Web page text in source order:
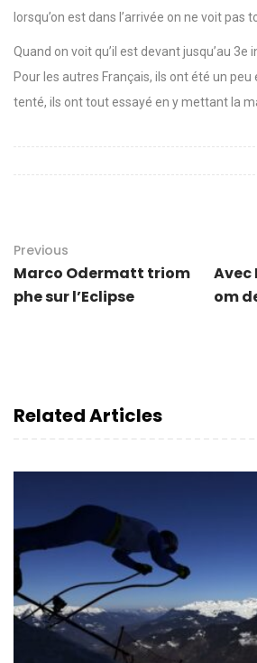
lorsqu’on est dans l’arrivée on ne voit pas
Quand on voit qu’il est devant jusqu’au 3e
Pour les autres Français, ils ont été un
tenté, ils ont tout essayé en y mettant la
Previous
Marco Odermatt triom
phe sur l’Eclipse
Avec
om
Related Articles